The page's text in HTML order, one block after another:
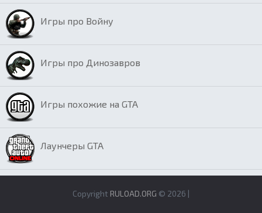
Игры про Войну
Игры про Динозавров
Игры похожие на GTA
Лаунчеры GTA
Copyright RULOAD.ORG © 2026 |